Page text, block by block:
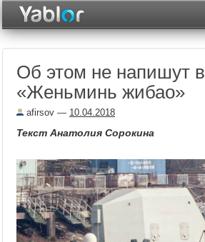
Неделя
Месяц
Фототоп
Об этом не напишут в
«Женьминь жибао»
afirsov — 10.04.2018
Текст Анатолия Сорокина